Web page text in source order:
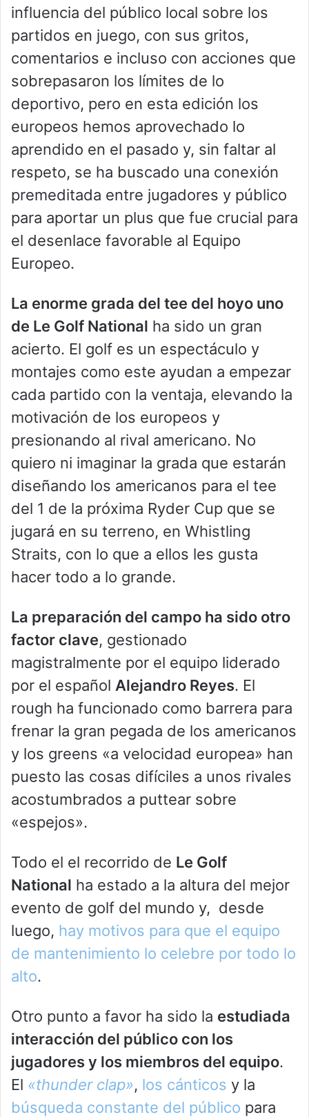
influencia del público local sobre los
partidos en juego, con sus gritos,
comentarios e incluso con acciones que
sobrepasaron los límites de lo
deportivo, pero en esta edición los
europeos hemos aprovechado lo
aprendido en el pasado y, sin faltar al
respeto, se ha buscado una conexión
premeditada entre jugadores y público
para aportar un plus que fue crucial para
el desenlace favorable al Equipo
Europeo.
La enorme grada del tee del hoyo uno
de Le Golf National ha sido un gran
acierto. El golf es un espectáculo y
montajes como este ayudan a empezar
cada partido con la ventaja, elevando la
motivación de los europeos y
presionando al rival americano. No
quiero ni imaginar la grada que estarán
diseñando los americanos para el tee
del 1 de la próxima Ryder Cup que se
jugará en su terreno, en Whistling
Straits, con lo que a ellos les gusta
hacer todo a lo grande.
La preparación del campo ha sido otro
factor clave, gestionado
magistralmente por el equipo liderado
por el español Alejandro Reyes. El
rough ha funcionado como barrera para
frenar la gran pegada de los americanos
y los greens «a velocidad europea» han
puesto las cosas difíciles a unos rivales
acostumbrados a puttear sobre
«espejos».
Todo el el recorrido de Le Golf
National ha estado a la altura del mejor
evento de golf del mundo y, desde
luego, hay motivos para que el equipo
de mantenimiento lo celebre por todo lo
alto.
Otro punto a favor ha sido la estudiada
interacción del público con los
jugadores y los miembros del equipo.
El «thunder clap», los cánticos y la
búsqueda constante del público para